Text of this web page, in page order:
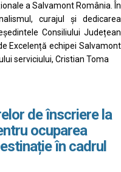
a Salvamont România. În
curajul și dedicarea
Consiliului Județean
Excelență echipei Salvamont
serviciului, Cristian Toma
de înscriere la
ocuparea
în cadrul